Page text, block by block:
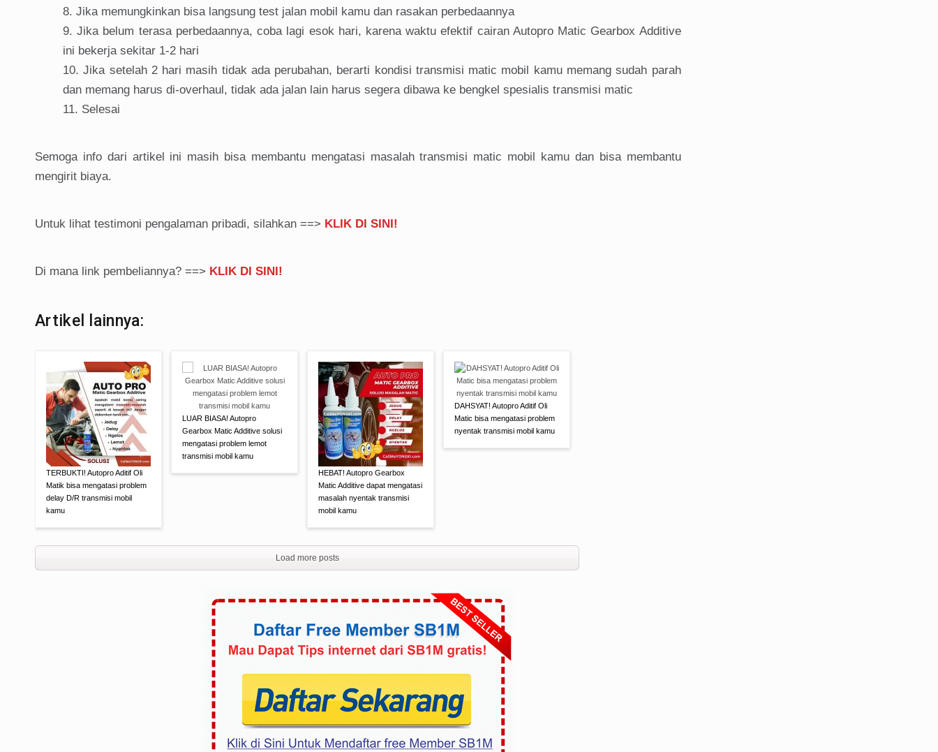
Jika memungkinkan bisa langsung test jalan mobil kamu dan rasakan perbedaannya
Jika belum terasa perbedaannya, coba lagi esok hari, karena waktu efektif cairan Autopro Matic Gearbox Additive
ini bekerja sekitar 1-2 hari
Jika setelah 2 hari masih tidak ada perubahan, berarti kondisi transmisi matic mobil kamu memang sudah parah
dan memang harus di-overhaul, tidak ada jalan lain harus segera dibawa ke bengkel spesialis transmisi matic
Selesai
Semoga info dari artikel ini masih bisa membantu mengatasi masalah transmisi matic mobil kamu dan bisa membantu
mengirit biaya.
Untuk lihat testimoni pengalaman pribadi, silahkan ==> KLIK DI SINI!
Di mana link pembeliannya? ==> KLIK DI SINI!
Artikel lainnya:
TERBUKTI! Autopro Aditif Oli
Matik bisa mengatasi problem
delay D/R transmisi mobil
kamu
LUAR BIASA! Autopro
Gearbox Matic Additive solusi
mengatasi problem lemot
transmisi mobil kamu
HEBAT! Autopro Gearbox
Matic Additive dapat mengatasi
masalah nyentak transmisi
mobil kamu
DAHSYAT! Autopro Aditif Oli
Matic bisa mengatasi problem
nyentak transmisi mobil kamu
Load more posts